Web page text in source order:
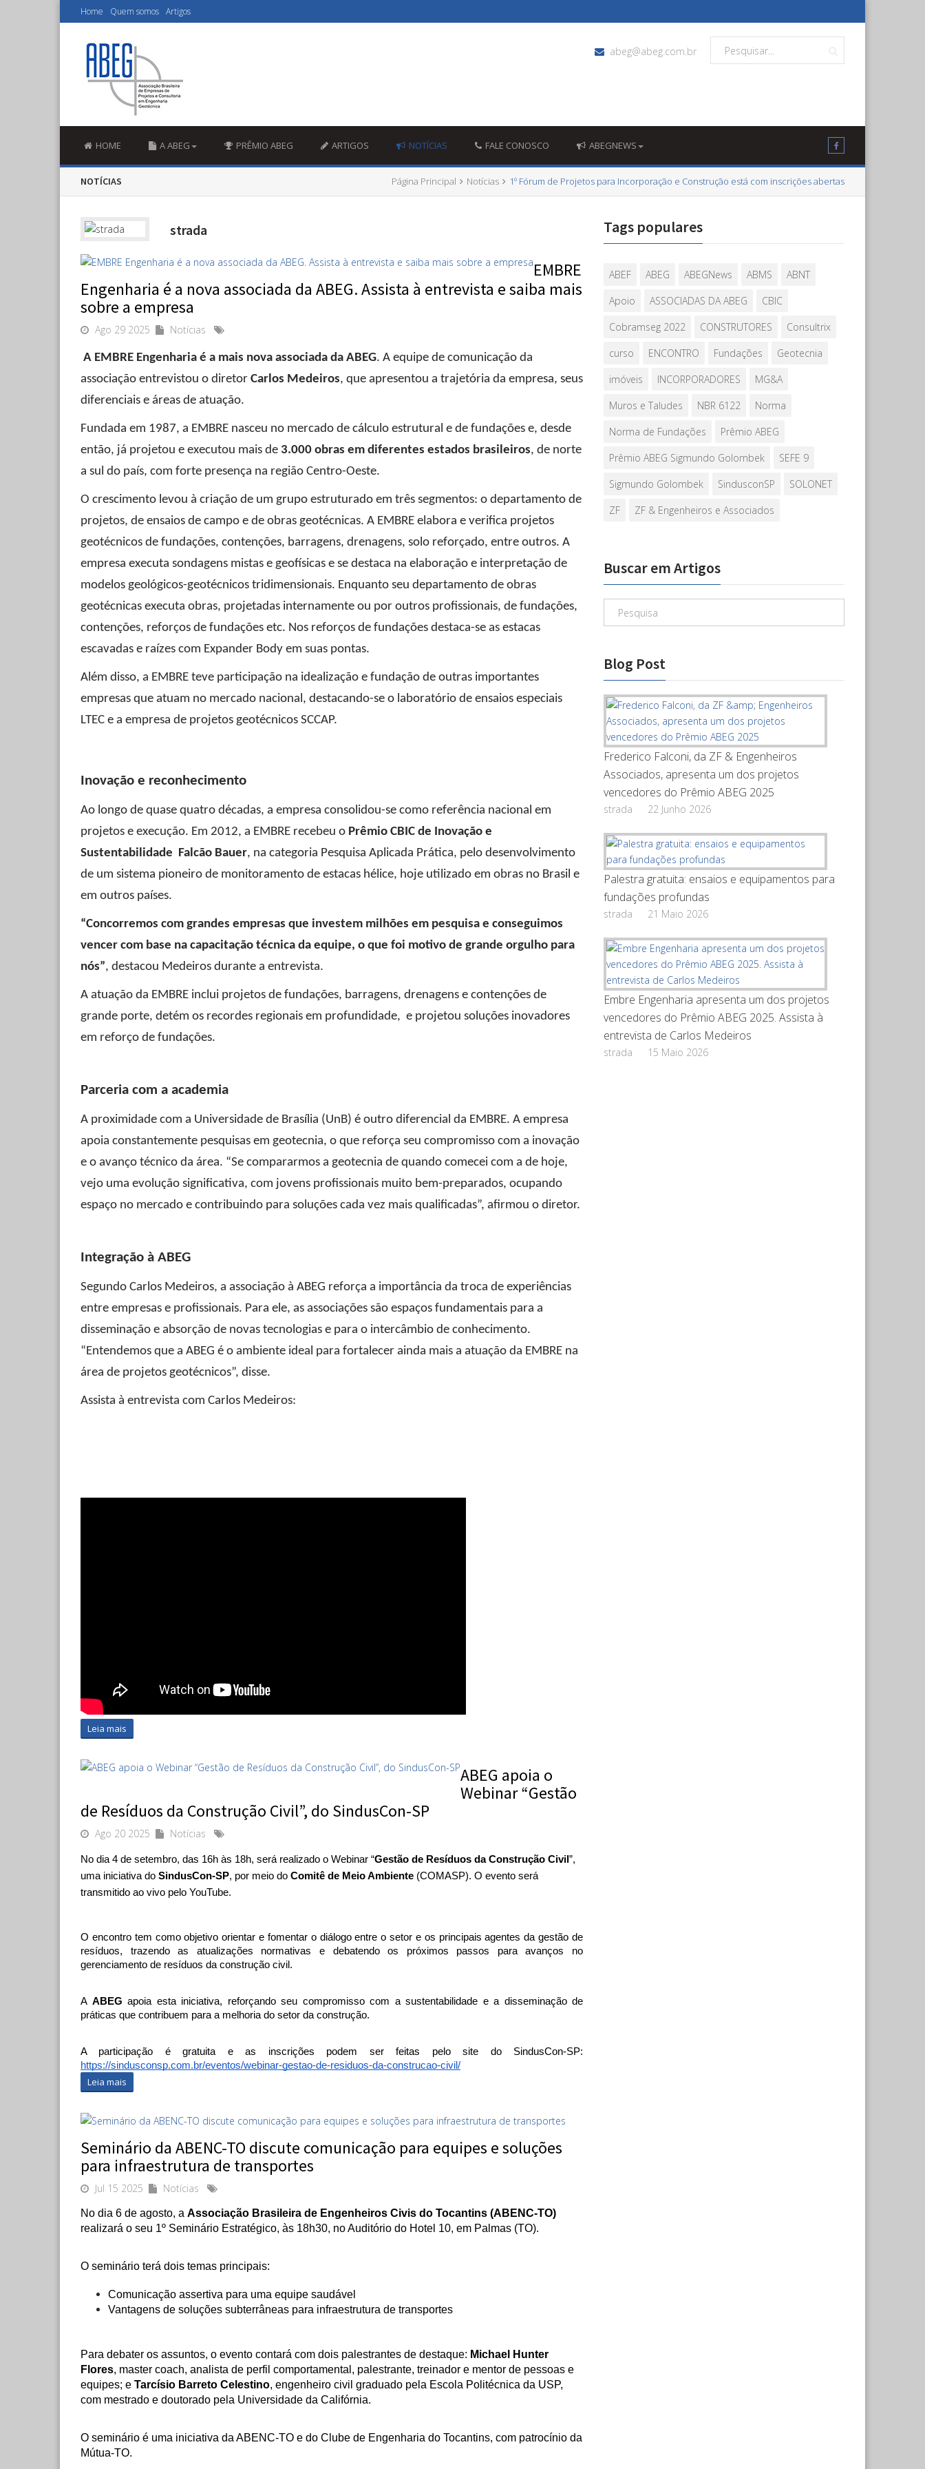
Home Quem somos Artigos
abeg@abeg.com.br
HOME A ABEG PRÊMIO ABEG ARTIGOS NOTÍCIAS FALE CONOSCO ABEGNEWS
NOTÍCIAS Página Principal Notícias 1º Fórum de Projetos para Incorporação e Construção está com inscrições abertas
strada
EMBRE
Engenharia é a nova associada da ABEG. Assista à entrevista e saiba mais
sobre a empresa
Ago 29 2025 Notícias
A EMBRE Engenharia é a mais nova associada da ABEG. A equipe de comunicação da
associação entrevistou o diretor Carlos Medeiros, que apresentou a trajetória da empresa, seus
diferenciais e áreas de atuação.
Fundada em 1987, a EMBRE nasceu no mercado de cálculo estrutural e de fundações e, desde
então, já projetou e executou mais de 3.000 obras em diferentes estados brasileiros, de norte
a sul do país, com forte presença na região Centro-Oeste.
O crescimento levou à criação de um grupo estruturado em três segmentos: o departamento de
projetos, de ensaios de campo e de obras geotécnicas. A EMBRE elabora e verifica projetos
geotécnicos de fundações, contenções, barragens, drenagens, solo reforçado, entre outros. A
empresa executa sondagens mistas e geofísicas e se destaca na elaboração e interpretação de
modelos geológicos-geotécnicos tridimensionais. Enquanto seu departamento de obras
geotécnicas executa obras, projetadas internamente ou por outros profissionais, de fundações,
contenções, reforços de fundações etc. Nos reforços de fundações destaca-se as estacas
escavadas e raízes com Expander Body em suas pontas.
Além disso, a EMBRE teve participação na idealização e fundação de outras importantes
empresas que atuam no mercado nacional, destacando-se o laboratório de ensaios especiais
LTEC e a empresa de projetos geotécnicos SCCAP.
Inovação e reconhecimento
Ao longo de quase quatro décadas, a empresa consolidou-se como referência nacional em
projetos e execução. Em 2012, a EMBRE recebeu o Prêmio CBIC de Inovação e
Sustentabilidade Falcão Bauer, na categoria Pesquisa Aplicada Prática, pelo desenvolvimento
de um sistema pioneiro de monitoramento de estacas hélice, hoje utilizado em obras no Brasil e
em outros países.
“Concorremos com grandes empresas que investem milhões em pesquisa e conseguimos
vencer com base na capacitação técnica da equipe, o que foi motivo de grande orgulho para
nós”, destacou Medeiros durante a entrevista.
A atuação da EMBRE inclui projetos de fundações, barragens, drenagens e contenções de
grande porte, detém os recordes regionais em profundidade, e projetou soluções inovadores
em reforço de fundações.
Parceria com a academia
A proximidade com a Universidade de Brasília (UnB) é outro diferencial da EMBRE. A empresa
apoia constantemente pesquisas em geotecnia, o que reforça seu compromisso com a inovação
e o avanço técnico da área. “Se compararmos a geotecnia de quando comecei com a de hoje,
vejo uma evolução significativa, com jovens profissionais muito bem-preparados, ocupando
espaço no mercado e contribuindo para soluções cada vez mais qualificadas”, afirmou o diretor.
Integração à ABEG
Segundo Carlos Medeiros, a associação à ABEG reforça a importância da troca de experiências
entre empresas e profissionais. Para ele, as associações são espaços fundamentais para a
disseminação e absorção de novas tecnologias e para o intercâmbio de conhecimento.
“Entendemos que a ABEG é o ambiente ideal para fortalecer ainda mais a atuação da EMBRE na
área de projetos geotécnicos”, disse.
Assista à entrevista com Carlos Medeiros:
Leia mais
ABEG apoia o
Webinar “Gestão
de Resíduos da Construção Civil”, do SindusCon-SP
Ago 20 2025 Notícias
No dia 4 de setembro, das 16h às 18h, será realizado o Webinar “Gestão de Resíduos da Construção Civil ”,
uma iniciativa do SindusCon-SP, por meio do Comitê de Meio Ambiente (COMASP). O evento será
transmitido ao vivo pelo YouTube.
O encontro tem como objetivo orientar e fomentar o diálogo entre o setor e os principais agentes da gestão de
resíduos, trazendo as atualizações normativas e debatendo os próximos passos para avanços no
gerenciamento de resíduos da construção civil.
A ABEG apoia esta iniciativa, reforçando seu compromisso com a sustentabilidade e a disseminação de
práticas que contribuem para a melhoria do setor da construção.
https://sindusconsp.com.br/eventos/webinar-gestao-de-residuos-da-construcao-civil/
Leia mais
Seminário da ABENC-TO discute comunicação para equipes e soluções
para infraestrutura de transportes
Jul 15 2025 Notícias
No dia 6 de agosto, a
realizará o seu 1º Seminário Estratégico, às 18h30, no Auditório do Hotel 10, em Palmas (TO).
O seminário terá dois temas principais:
Comunicação assertiva para uma equipe saudável
Vantagens de soluções subterrâneas para infraestrutura de transportes
Para debater os assuntos, o evento contará com dois palestrantes de destaque: Michael Hunter
Flores, master coach, analista de perfil comportamental, palestrante, treinador e mentor de pessoas e
equipes; e Tarcísio Barreto Celestino, engenheiro civil graduado pela Escola Politécnica da USP,
com mestrado e doutorado pela Universidade da Califórnia.
O seminário é uma iniciativa da ABENC-TO e do Clube de Engenharia do Tocantins, com patrocínio da
Mútua-TO.
Tags populares
ABEF ABEG ABEGNews ABMS
ABNT
Apoio
ASSOCIADAS DA ABEG
CBIC
Cobramseg 2022
CONSTRUTORES
Consultrix
curso
ENCONTRO Fundações
Geotecnia
imóveis
INCORPORADORES
MG&A
Muros e Taludes
NBR 6122
Norma
Norma de Fundações
Prêmio ABEG
Prêmio ABEG Sigmundo Golombek
SEFE 9
Sigmundo Golombek
SindusconSP
SOLONET
ZF
ZF & Engenheiros e Associados
Buscar em Artigos
Blog Post
Frederico Falconi, da ZF & Engenheiros
Associados, apresenta um dos projetos
vencedores do Prêmio ABEG 2025
strada 22 Junho 2026
Palestra gratuita: ensaios e equipamentos para
fundações profundas
strada 21 Maio 2026
Embre Engenharia apresenta um dos projetos
vencedores do Prêmio ABEG 2025. Assista à
entrevista de Carlos Medeiros
strada 15 Maio 2026